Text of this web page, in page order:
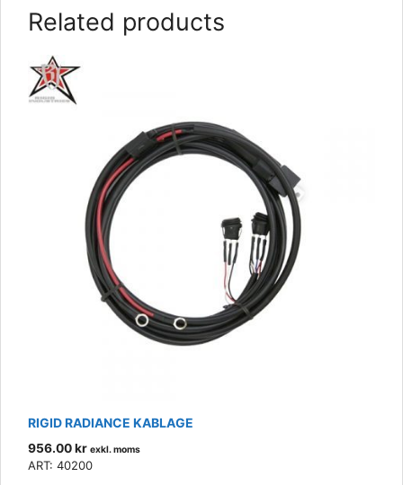
Related products
RIGID RADIANCE KABLAGE
956.00kr exkl. moms
ART: 40200